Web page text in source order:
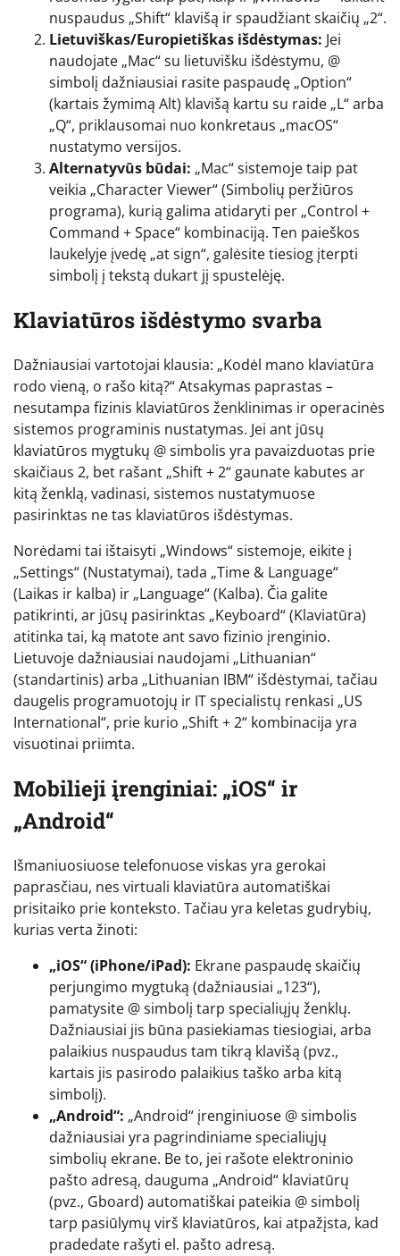
nuspaudus „Shift“ klavišą ir spaudžiant skaičių „2“.
Lietuviškas/Europietiškas išdėstymas: Jei
naudojate „Mac“ su lietuvišku išdėstymu, @
simbolį dažniausiai rasite paspaudę „Option“
(kartais žymimą Alt) klavišą kartu su raide „L“ arba
„Q“, priklausomai nuo konkretaus „macOS“
nustatymo versijos.
Alternatyvūs būdai: „Mac“ sistemoje taip pat
veikia „Character Viewer“ (Simbolių peržiūros
programa), kurią galima atidaryti per „Control +
Command + Space“ kombinaciją. Ten paieškos
laukelyje įvedę „at sign“, galėsite tiesiog įterpti
simbolį į tekstą dukart jį spustelėję.
Klaviatūros išdėstymo svarba
Dažniausiai vartotojai klausia: „Kodėl mano klaviatūra
rodo vieną, o rašo kitą?“ Atsakymas paprastas –
nesutampa fizinis klaviatūros ženklinimas ir operacinės
sistemos programinis nustatymas. Jei ant jūsų
klaviatūros mygtukų @ simbolis yra pavaizduotas prie
skaičiaus 2, bet rašant „Shift + 2“ gaunate kabutes ar
kitą ženklą, vadinasi, sistemos nustatymuose
pasirinktas ne tas klaviatūros išdėstymas.
Norėdami tai ištaisyti „Windows“ sistemoje, eikite į
„Settings“ (Nustatymai), tada „Time & Language“
(Laikas ir kalba) ir „Language“ (Kalba). Čia galite
patikrinti, ar jūsų pasirinktas „Keyboard“ (Klaviatūra)
atitinka tai, ką matote ant savo fizinio įrenginio.
Lietuvoje dažniausiai naudojami „Lithuanian“
(standartinis) arba „Lithuanian IBM“ išdėstymai, tačiau
daugelis programuotojų ir IT specialistų renkasi „US
International“, prie kurio „Shift + 2“ kombinacija yra
visuotinai priimta.
Mobilieji įrenginiai: „iOS“ ir
„Android“
Išmaniuosiuose telefonuose viskas yra gerokai
paprasčiau, nes virtuali klaviatūra automatiškai
prisitaiko prie konteksto. Tačiau yra keletas gudrybių,
kurias verta žinoti:
„iOS“ (iPhone/iPad): Ekrane paspaudę skaičių
perjungimo mygtuką (dažniausiai „123“),
pamatysite @ simbolį tarp specialiųjų ženklų.
Dažniausiai jis būna pasiekiamas tiesiogiai, arba
palaikius nuspaudus tam tikrą klavišą (pvz.,
kartais jis pasirodo palaikius taško arba kitą
simbolį).
„Android“: „Android“ įrenginiuose @ simbolis
dažniausiai yra pagrindiniame specialiųjų
simbolių ekrane. Be to, jei rašote elektroninio
pašto adresą, dauguma „Android“ klaviatūrų
(pvz., Gboard) automatiškai pateikia @ simbolį
tarp pasiūlymų virš klaviatūros, kai atpažįsta, kad
pradedate rašyti el. pašto adresą.